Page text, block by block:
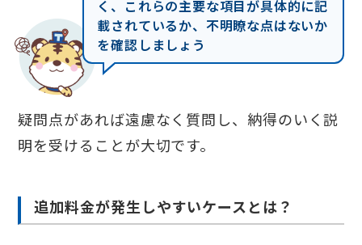
く、これらの主要な項目が具体的に記
載されているか、不明瞭な点はないか
を確認しましょう
疑問点があれば遠慮なく質問し、納得のいく説
明を受けることが大切です。
追加料金が発生しやすいケースとは？